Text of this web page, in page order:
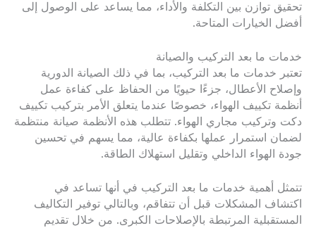
تحقيق توازن بين التكلفة والأداء، مما يساعد على الوصول إلى
أفضل الخيارات المتاحة.
خدمات ما بعد التركيب والصيانة
تعتبر خدمات ما بعد التركيب، بما في ذلك الصيانة الدورية
وإصلاح الأعطال، جزءًا حيويًا من الحفاظ على كفاءة عمل
أنظمة تكييف الهواء، خصوصًا عندما يتعلق الأمر بتركيب تكييف
دكت وتركيب مجاري الهواء. تتطلب هذه الأنظمة صيانة منتظمة
لضمان استمرار عملها بكفاءة عالية، مما يسهم في تحسين
جودة الهواء الداخلي وتقليل استهلاك الطاقة.
تتمثل أهمية خدمات ما بعد التركيب في أنها تساعد في
اكتشاف المشكلات قبل أن تتفاقم، وبالتالي توفير التكاليف
المستقبلية المرتبطة بالإصلاحات الكبرى. من خلال تقديم